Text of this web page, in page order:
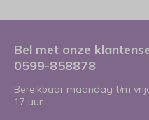
Bel met onze
0599-858878
Bereikbaar maandag t/m
17 uur.